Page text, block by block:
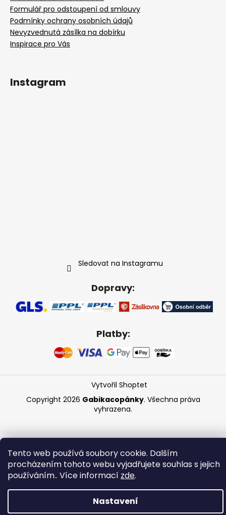
Tento web používá soubory cookie. Dalším
procházením tohoto webu vyjadřujete souhlas s jejich
používáním.. Více informací zde.
Nastavení
Formulář pro odstoupení od smlouvy
Podmínky ochrany osobních údajů
Nevyzvednutá zásílka na dobírku
Inspirace pro Vás
Instagram
Sledovat na Instagramu
Dopravy:
Platby:
Vytvořil Shoptet
Copyright 2026 Gabikacopánky. Všechna práva
vyhrazena.